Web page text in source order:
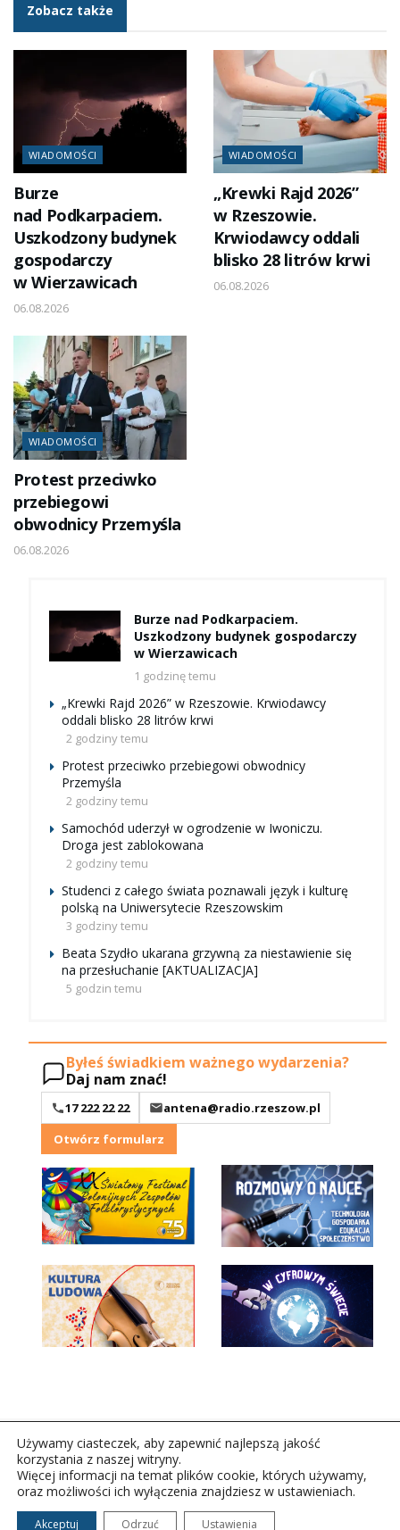
Zobacz także
WIADOMOŚCI
Burze
nad Podkarpaciem.
Uszkodzony budynek
gospodarczy
w Wierzawicach
06.08.2026
WIADOMOŚCI
„Krewki Rajd 2026”
w Rzeszowie.
Krwiodawcy oddali
blisko 28 litrów krwi
06.08.2026
WIADOMOŚCI
Protest przeciwko
przebiegowi
obwodnicy Przemyśla
06.08.2026
Burze nad Podkarpaciem.
Uszkodzony budynek gospodarczy
w Wierzawicach
1 godzinę temu
„Krewki Rajd 2026” w Rzeszowie. Krwiodawcy
oddali blisko 28 litrów krwi
2 godziny temu
Protest przeciwko przebiegowi obwodnicy
Przemyśla
2 godziny temu
Samochód uderzył w ogrodzenie w Iwoniczu.
Droga jest zablokowana
2 godziny temu
Studenci z całego świata poznawali język i kulturę
polską na Uniwersytecie Rzeszowskim
3 godziny temu
Beata Szydło ukarana grzywną za niestawienie się
na przesłuchanie [AKTUALIZACJA]
5 godzin temu
Byłeś świadkiem ważnego wydarzenia?
Daj nam znać!
17 222 22 22
antena@radio.rzeszow.pl
Otwórz formularz
Copyright © 2026Polskie Radio Rzeszów S.A. w likwidacj.
Wszelkie prawa zastrzeżone.
Używamy ciasteczek, aby zapewnić najlepszą jakość
korzystania z naszej witryny.
Więcej informacji na temat plików cookie, których używamy,
oraz możliwości ich wyłączenia znajdziesz w ustawieniach.
Akceptuj Odrzuć Ustawienia